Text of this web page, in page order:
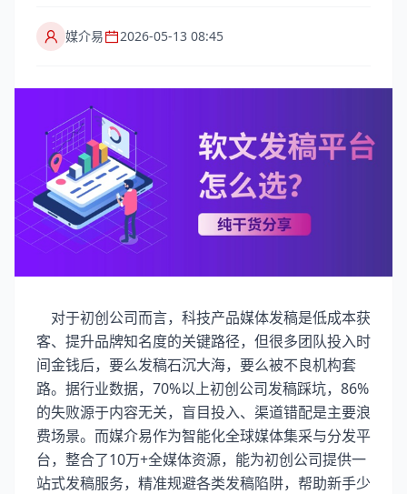
媒介易 2026-05-13 08:45
对于初创公司而言，科技产品媒体发稿是低成本获
客、提升品牌知名度的关键路径，但很多团队投入时
间金钱后，要么发稿石沉大海，要么被不良机构套
路。据行业数据，70%以上初创公司发稿踩坑，86%
的失败源于内容无关，盲目投入、渠道错配是主要浪
费场景。而媒介易作为智能化全球媒体集采与分发平
台，整合了10万+全媒体资源，能为初创公司提供一
站式发稿服务，精准规避各类发稿陷阱，帮助新手少